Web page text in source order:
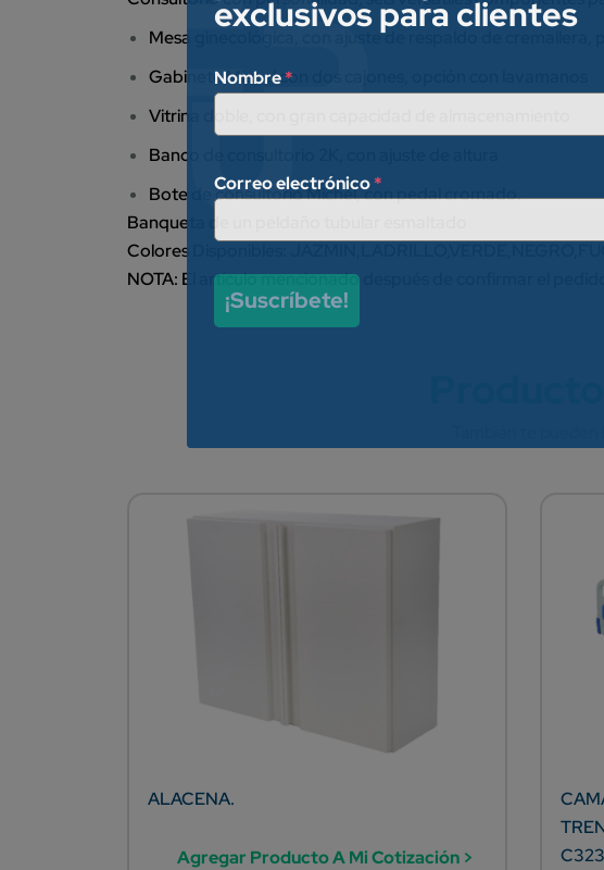
Mesa ginecológica, con ajuste de respaldo de cremallera,
Gabinete Michel con dos cajones, opción con lavamanos
Vitrina doble, con gran capacidad de almacenamiento
Banco de consultorio 2K, con ajuste de altura
Bote de consultorio Michel, con pedal cromado.
Banqueta de un peldaño tubular esmaltado
Colores Disponibles:
NOTA: El artículo mencionado después de confirmar el
ALACENA.
Agregar Producto A Mi Cotización >
exclusivos para clientes
Nombre*
Correo electrónico*
¡Suscríbete!